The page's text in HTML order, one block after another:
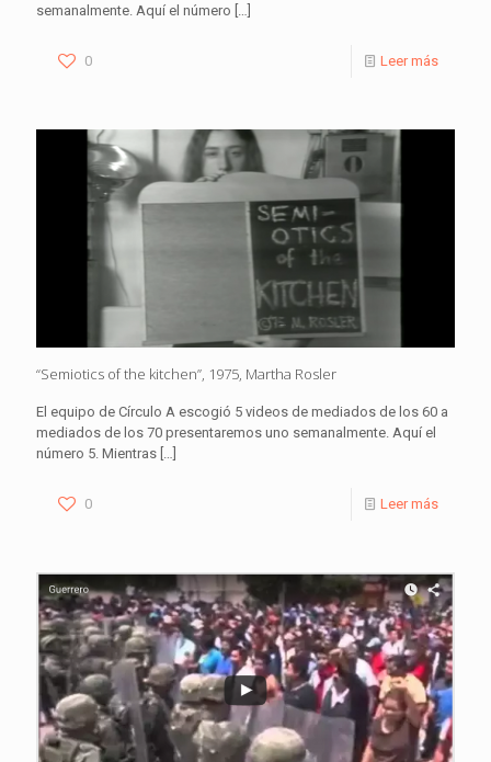
semanalmente. Aquí el número
0 Leer más
“Semiotics of the kitchen”, 1975, Martha Rosler
El equipo de Círculo A escogió 5 videos de mediados de los 60 a
mediados de los 70 presentaremos uno semanalmente. Aquí el
número 5. Mientras […]
0 Leer más